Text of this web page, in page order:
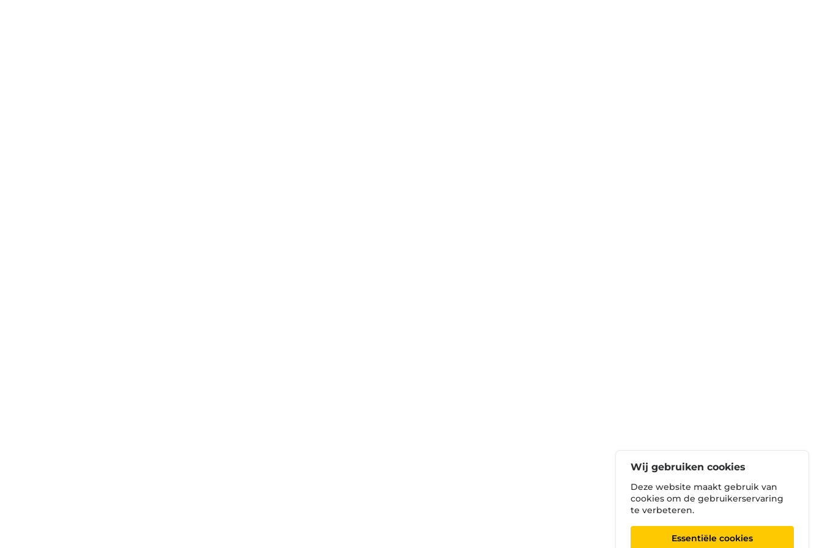
Wij gebruiken cookies
Deze website maakt gebruik van
cookies om de gebruikerservaring
te verbeteren.
Essentiële cookies